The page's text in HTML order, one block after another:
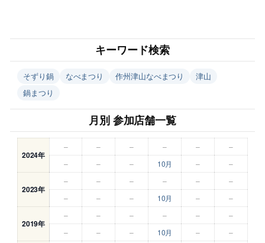
キーワード検索
そずり鍋 なべまつり 作州津山なべまつり
津山
鍋まつり
月別 参加店舗一覧
2024年
– – – – –
–
–
– – 10月 – –
2023年
– – – – –
–
–
– – 10月 – –
2019年
– – – – –
–
–
– – 10月 – –